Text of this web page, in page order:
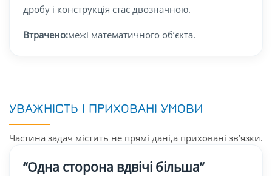
дробу і конструкція стає двозначною.
Втрачено:межі математичного об’єкта.
УВАЖНІСТЬ І ПРИХОВАНІ УМОВИ
Частина задач містить не прямі дані,а приховані зв’язки.
“Одна сторона вдвічі більша”